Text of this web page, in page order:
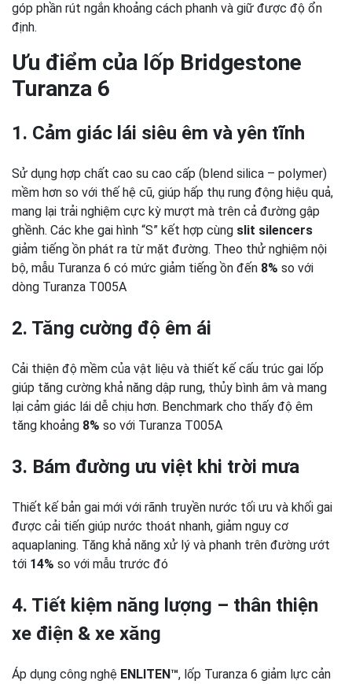
góp phần rút ngắn khoảng cách phanh và giữ được độ ổn
định.
Ưu điểm của lốp Bridgestone
Turanza 6
1. Cảm giác lái siêu êm và yên tĩnh
Sử dụng hợp chất cao su cao cấp (blend silica – polymer)
mềm hơn so với thế hệ cũ, giúp hấp thụ rung động hiệu quả,
mang lại trải nghiệm cực kỳ mượt mà trên cả đường gập
ghềnh. Các khe gai hình “S” kết hợp cùng slit silencers
giảm tiếng ồn phát ra từ mặt đường. Theo thử nghiệm nội
bộ, mẫu Turanza 6 có mức giảm tiếng ồn đến 8% so với
dòng Turanza T005A
2. Tăng cường độ êm ái
Cải thiện độ mềm của vật liệu và thiết kế cấu trúc gai lốp
giúp tăng cường khả năng dập rung, thủy bình âm và mang
lại cảm giác lái dễ chịu hơn. Benchmark cho thấy độ êm
tăng khoảng 8% so với Turanza T005A
3. Bám đường ưu việt khi trời mưa
Thiết kế bản gai mới với rãnh truyền nước tối ưu và khối gai
được cải tiến giúp nước thoát nhanh, giảm nguy cơ
aquaplaning. Tăng khả năng xử lý và phanh trên đường ướt
tới 14% so với mẫu trước đó
4. Tiết kiệm năng lượng – thân thiện
xe điện & xe xăng
Áp dụng công nghệ ENLITEN™, lốp Turanza 6 giảm lực cản